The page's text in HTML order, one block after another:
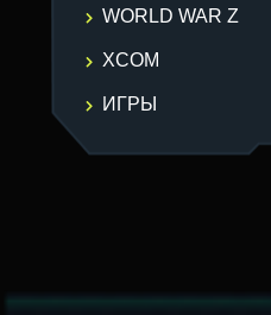
WORLD WAR Z
XCOM
ИГРЫ